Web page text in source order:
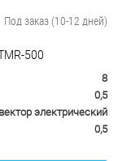
Под заказ (10-12 дней)
500
8
0,5
электрический
0,5